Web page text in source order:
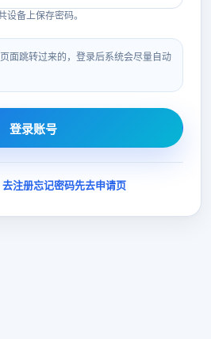
设备上保存密码。
面跳转过来的，登录后系统会尽量自动
登录账号
去注册忘记密码先去申请页